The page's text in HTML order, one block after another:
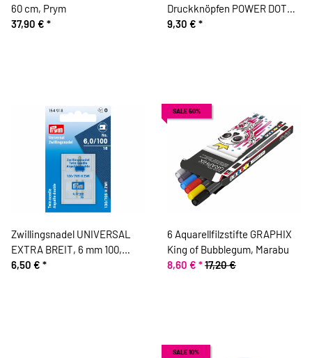
60 cm, Prym
37,90 € *
Druckknöpfen POWER DOTS,
Prym
9,30 € *
Zwillingsnadel UNIVERSAL
EXTRA BREIT, 6 mm 100,
Prym
6,50 € *
SALE 50%
6 Aquarellfilzstifte GRAPHIX
King of Bubblegum, Marabu
8,60 € *17,20 €
SALE 10%